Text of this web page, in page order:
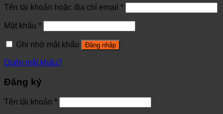
Tên tài khoản hoặc địa chỉ email *
Mật khẩu *
Ghi nhớ mật khẩu Đăng nhập
Quên mật khẩu?
Đăng ký
Tên tài khoản *